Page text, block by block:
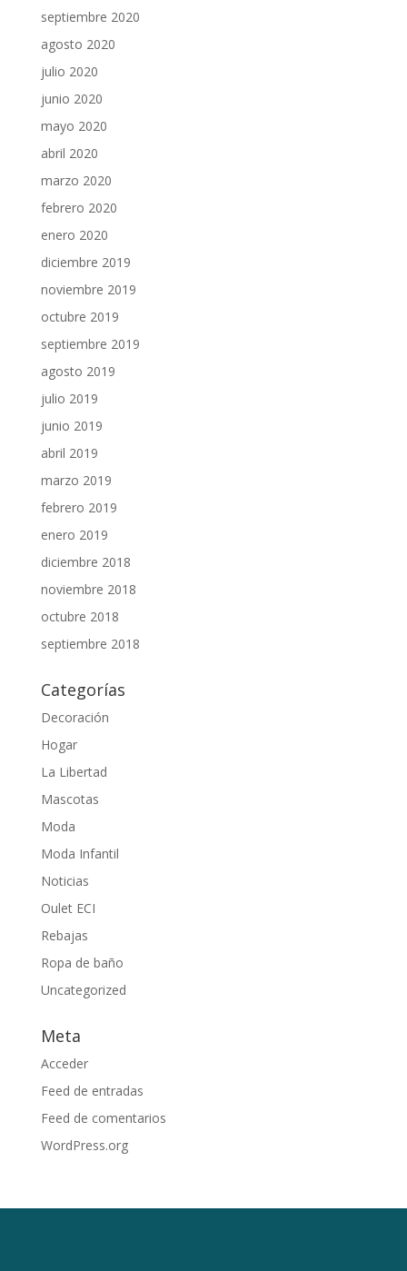
septiembre 2020
agosto 2020
julio 2020
junio 2020
mayo 2020
abril 2020
marzo 2020
febrero 2020
enero 2020
diciembre 2019
noviembre 2019
octubre 2019
septiembre 2019
agosto 2019
julio 2019
junio 2019
abril 2019
marzo 2019
febrero 2019
enero 2019
diciembre 2018
noviembre 2018
octubre 2018
septiembre 2018
Categorías
Decoración
Hogar
La Libertad
Mascotas
Moda
Moda Infantil
Noticias
Oulet ECI
Rebajas
Ropa de baño
Uncategorized
Meta
Acceder
Feed de entradas
Feed de comentarios
WordPress.org